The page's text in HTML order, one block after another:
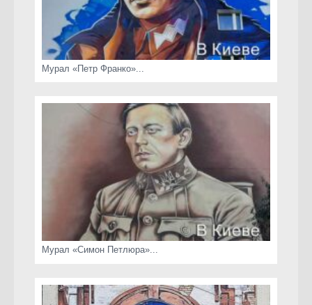
Мурал «Петр Франко»...
Мурал «Симон Петлюра»...